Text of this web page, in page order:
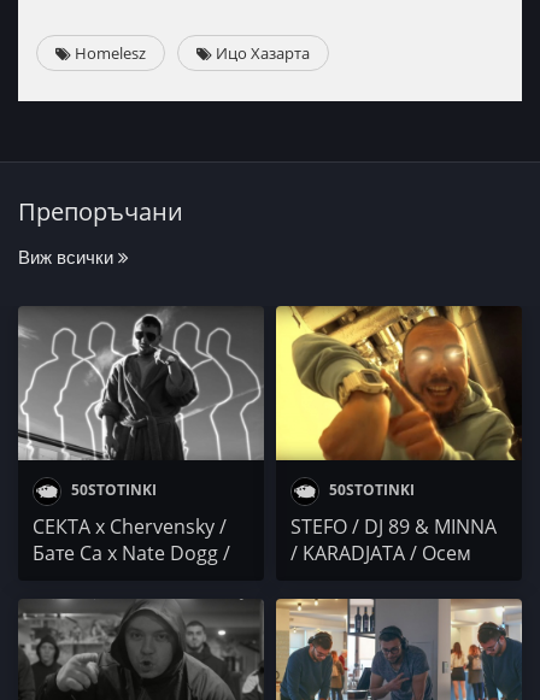
Homelesz Ицо Хазарта
Препоръчани
Виж всички
50STOTINKI
СЕКТА x Chervensky /
Бате Са x Nate Dogg /
Човек / BELEGA / Боро
Първи
50STOTINKI
STEFO / DJ 89 & MINNA
/ KARADJATA / Осем